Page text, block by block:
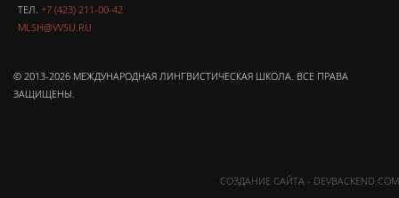
ТЕЛ. +7 (423) 211-00-42
MLSH@VVSU.RU
© 2013-2026 МЕЖДУНАРОДНАЯ ЛИНГВИСТИЧЕСКАЯ ШКОЛА. ВСЕ ПРАВА
ЗАЩИЩЕНЫ.
СОЗДАНИЕ САЙТА - DEVBACKEND.COM